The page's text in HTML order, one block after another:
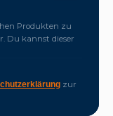
Produkten zu
Du kannst dieser
zur